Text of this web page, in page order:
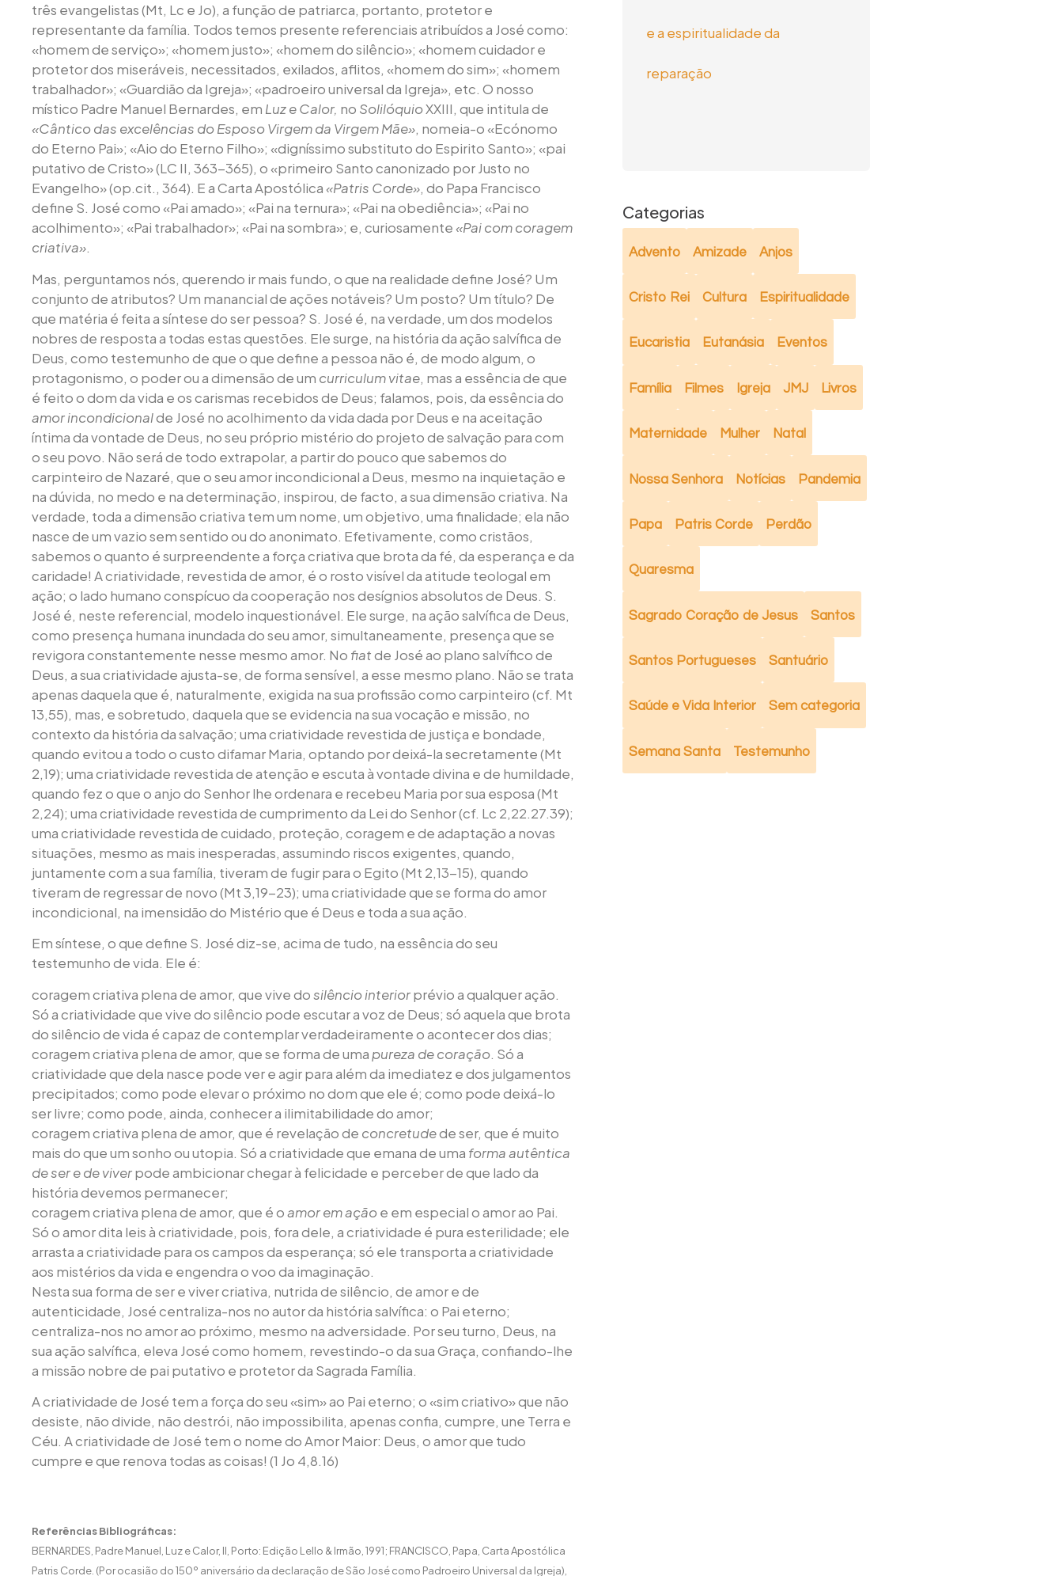
três evangelistas (Mt, Lc e Jo), a função de patriarca, portanto, protetor e
representante da família. Todos temos presente referenciais atribuídos a José como:
«homem de serviço»; «homem justo»; «homem do silêncio»; «homem cuidador e
protetor dos miseráveis, necessitados, exilados, aflitos, «homem do sim»; «homem
trabalhador»; «Guardião da Igreja»; «padroeiro universal da Igreja», etc. O nosso
místico Padre Manuel Bernardes, em Luz e Calor, no SolilóquioXXIII, que intitula de
«Cântico das excelências do Esposo Virgem da Virgem Mãe», nomeia-o «Ecónomo
do Eterno Pai»; «Aio do Eterno Filho»; «digníssimo substituto do Espirito Santo»; «pai
putativo de Cristo» (LC II, 363-365), o «primeiro Santo canonizado por Justo no
Evangelho» (op.cit., 364). E a Carta Apostólica«Patris Corde», do Papa Francisco
define S. José como «Pai amado»; «Pai na ternura»; «Pai na obediência»; «Pai no
acolhimento»; «Pai trabalhador»; «Pai na sombra»; e, curiosamente«Pai com coragem
criativa».
Mas, perguntamos nós, querendo ir mais fundo, o que na realidade define José? Um
conjunto de atributos? Um manancial de ações notáveis? Um posto? Um título? De
que matéria é feita a síntese do ser pessoa? S. José é, na verdade, um dos modelos
nobres de resposta a todas estas questões. Ele surge, na história da ação salvífica de
Deus, como testemunho de que o que define a pessoa não é, de modo algum, o
protagonismo, o poder ou a dimensão de um curriculum vitae, mas a essência de que
é feito o dom da vida e os carismas recebidos de Deus; falamos, pois, da essência do
amor incondicionalde José no acolhimento da vida dada por Deus e na aceitação
íntima da vontade de Deus, no seu próprio mistério do projeto de salvação para com
o seu povo. Não será de todo extrapolar, a partir do pouco que sabemos do
carpinteiro de Nazaré, que o seu amor incondicional a Deus, mesmo na inquietação e
na dúvida, no medo e na determinação, inspirou, de facto, a sua dimensão criativa. Na
verdade, toda a dimensão criativa tem um nome, um objetivo, uma finalidade; ela não
nasce de um vazio sem sentido ou do anonimato. Efetivamente, como cristãos,
sabemos o quanto é surpreendente a força criativa que brota da fé, da esperança e da
caridade! A criatividade, revestida de amor, é o rosto visível da atitude teologal em
ação; o lado humano conspícuo da cooperação nos desígnios absolutos de Deus. S.
José é, neste referencial, modelo inquestionável. Ele surge, na ação salvífica de Deus,
como presença humana inundada do seu amor, simultaneamente, presença que se
revigora constantemente nesse mesmo amor. No fiatde José ao plano salvífico de
Deus, a sua criatividade ajusta-se, de forma sensível, a esse mesmo plano. Não se trata
apenas daquela que é, naturalmente, exigida na sua profissão como carpinteiro (cf. Mt
13,55), mas, e sobretudo, daquela que se evidencia na sua vocação e missão, no
contexto da história da salvação; uma criatividade revestida de justiça e bondade,
quando evitou a todo o custo difamar Maria, optando por deixá-la secretamente (Mt
2,19); uma criatividade revestida de atenção e escuta à vontade divina e de humildade,
quando fez o que o anjo do Senhor lhe ordenara e recebeu Maria por sua esposa (Mt
2,24); uma criatividade revestida de cumprimento da Lei do Senhor (cf. Lc 2,22.27.39);
uma criatividade revestida de cuidado, proteção, coragem e de adaptação a novas
situações, mesmo as mais inesperadas, assumindo riscos exigentes, quando,
juntamente com a sua família, tiveram de fugir para o Egito (Mt 2,13-15), quando
tiveram de regressar de novo (Mt 3,19-23); uma criatividade que se forma do amor
incondicional, na imensidão do Mistério que é Deus e toda a sua ação.
Em síntese, o que define S. José diz-se, acima de tudo, na essência do seu
testemunho de vida. Ele é:
coragem criativa plena de amor, que vive dosilêncio interiorprévio a qualquer ação.
Só a criatividade que vive do silêncio pode escutar a voz de Deus; só aquela que brota
do silêncio de vida é capaz de contemplar verdadeiramente o acontecer dos dias;
coragem criativa plena de amor, que se forma de uma pureza de coração. Só a
criatividade que dela nasce pode ver e agir para além da imediatez e dos julgamentos
precipitados; como pode elevar o próximo no dom que ele é; como pode deixá-lo
ser livre; como pode, ainda, conhecer a ilimitabilidade do amor;
coragem criativa plena de amor, que é revelação de concretudede ser, que é muito
mais do que um sonho ou utopia. Só a criatividade que emana de uma forma autêntica
de ser e de viverpode ambicionar chegar à felicidade e perceber de que lado da
história devemos permanecer;
coragem criativa plena de amor, que é oamor em açãoe em especial o amor ao Pai.
Só o amor dita leis à criatividade, pois, fora dele, a criatividade é pura esterilidade; ele
arrasta a criatividade para os campos da esperança; só ele transporta a criatividade
aos mistérios da vida e engendra o voo da imaginação.
Nesta sua forma de ser e viver criativa, nutrida de silêncio, de amor e de
autenticidade, José centraliza-nos no autor da história salvífica: o Pai eterno;
centraliza-nos no amor ao próximo, mesmo na adversidade. Por seu turno, Deus, na
sua ação salvífica, eleva José como homem, revestindo-o da sua Graça, confiando-lhe
a missão nobre de pai putativo e protetor da Sagrada Família.
A criatividade de José tem a força do seu «sim» ao Pai eterno; o «sim criativo» que não
desiste, não divide, não destrói, não impossibilita, apenas confia, cumpre, une Terra e
Céu. A criatividade de José tem o nome do Amor Maior: Deus, o amor que tudo
cumpre e que renova todas as coisas! (1 Jo 4,8.16)
Referências Bibliográficas:
BERNARDES, Padre Manuel, Luz e Calor, II, Porto: Edição Lello & Irmão, 1991; FRANCISCO, Papa, Carta Apostólica
Patris Corde. (Por ocasião do 150º aniversário da declaração de São José como Padroeiro Universal da Igreja),
e a espiritualidade da
reparação
Categorias
Advento Amizade Anjos
Cristo Rei Cultura Espiritualidade
Eucaristia Eutanásia Eventos
Família Filmes Igreja JMJ Livros
Maternidade Mulher Natal
Nossa Senhora Notícias Pandemia
Papa Patris Corde Perdão
Quaresma
Sagrado Coração de Jesus Santos
Santos Portugueses Santuário
Saúde e Vida Interior Sem categoria
Semana Santa Testemunho